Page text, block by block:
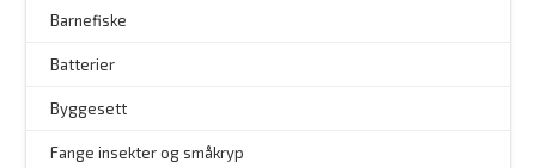
Barnefiske
Batterier
Byggesett
Fange insekter og småkryp